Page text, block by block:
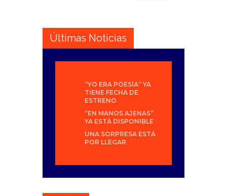
Últimas Noticias
“YO ERA POESÍA” YA
TIENE FECHA DE
ESTRENO
“EN MANOS AJENAS”
YA ESTÁ DISPONIBLE
UNA SORPRESA ESTÁ
POR LLEGAR